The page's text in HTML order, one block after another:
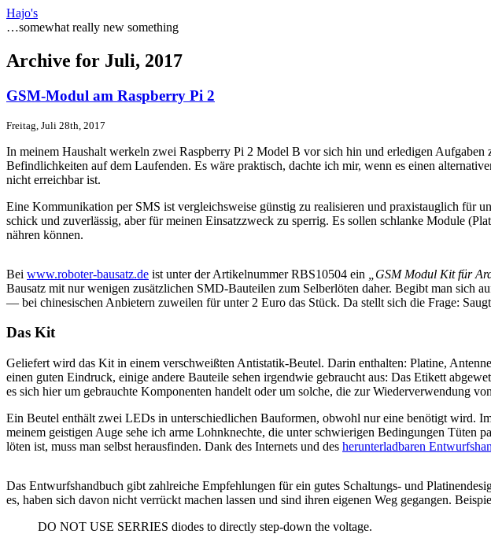
Hajo's
…somewhat really new something
Archive for Juli, 2017
GSM-Modul am Raspberry Pi 2
Freitag, Juli 28th, 2017
In meinem Haushalt werkeln zwei Raspberry Pi 2 Model B vor sich hin und erledigen
Befindlichkeiten auf dem Laufenden. Es wäre praktisch, dachte ich mir, wenn es einen
nicht erreichbar ist.
Eine Kommunikation per SMS ist vergleichsweise günstig zu realisieren und praxistauglich für
schick und zuverlässig, aber für meinen Einsatzzweck zu sperrig. Es sollen schlanke Module
nähren können.
Bei www.roboter-bausatz.de ist unter der Artikelnummer RBS10504 ein „GSM Modul Kit für
Bausatz mit nur wenigen zusätzlichen SMD-Bauteilen zum Selberlöten daher. Begibt man sich
— bei chinesischen Anbietern zuweilen für unter 2 Euro das Stück. Da stellt sich die Frage: Saugt
Das Kit
Geliefert wird das Kit in einem verschweißten Antistatik-Beutel. Darin enthalten: Platine,
einen guten Eindruck, einige andere Bauteile sehen irgendwie gebraucht aus: Das Etikett
es sich hier um gebrauchte Komponenten handelt oder um solche, die zur Wiederverwendung
Ein Beutel enthält zwei LEDs in unterschiedlichen Bauformen, obwohl nur eine benötigt wird.
meinem geistigen Auge sehe ich arme Lohnknechte, die unter schwierigen Bedingungen
löten ist, muss man selbst herausfinden. Dank des Internets und des herunterladbaren
Das Entwurfshandbuch gibt zahlreiche Empfehlungen für ein gutes Schaltungs- und
es, haben sich davon nicht verrückt machen lassen und sind ihren eigenen Weg gegangen.
DO NOT USE SERRIES diodes to directly step-down the voltage.